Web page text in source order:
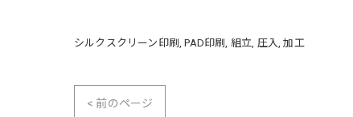
シルクスクリーン印刷 PAD印刷 組立 圧入 加工
< 前のページ